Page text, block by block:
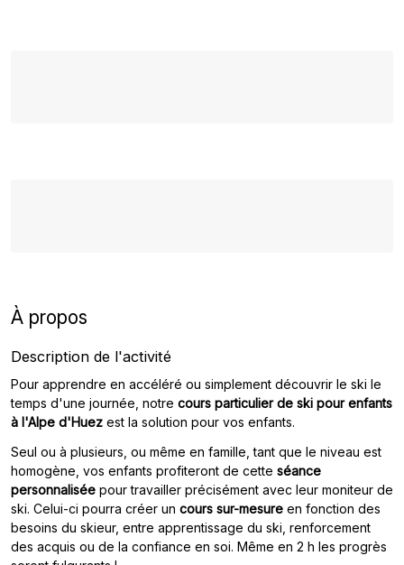
À propos
Description de l'activité
Pour apprendre en accéléré ou simplement découvrir le ski le
temps d'une journée, notre cours particulier de ski pour enfants
à l'Alpe d'Huez est la solution pour vos enfants.
Seul ou à plusieurs, ou même en famille, tant que le niveau est
homogène, vos enfants profiteront de cette séance
personnalisée pour travailler précisément avec leur moniteur de
ski. Celui-ci pourra créer un cours sur-mesure en fonction des
besoins du skieur, entre apprentissage du ski, renforcement
des acquis ou de la confiance en soi. Même en 2 h les progrès